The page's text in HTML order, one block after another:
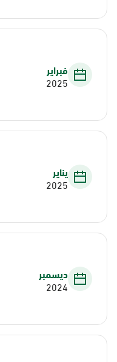
فبراير
2025
يناير
2025
ديسمبر
2024